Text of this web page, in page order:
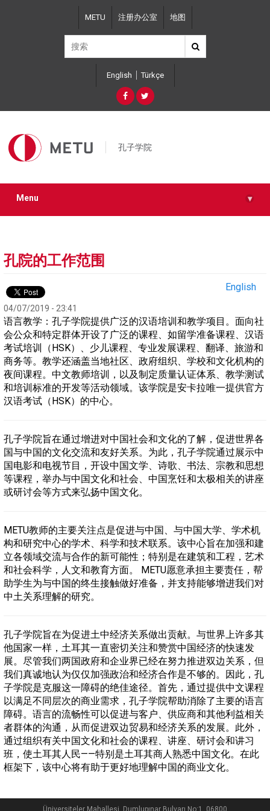
METU 注册办公室 地图
English Türkçe
孔子学院
Menu ▾
孔院的工作范围
04/07/2019 - 23:41
English
语言教学：孔子学院提供广泛的汉语培训和教学项目。面向社
会公众和特定群体开设了广泛的课程、如留学准备课程、汉语
考试培训（HSK）、少儿课程、专业发展课程、翻译、旅游和
商务等。教学还涵盖当地社区、政府组织、学校和文化机构的
夜间课程。中文教师培训，以及制定质量认证体系、教学测试
和培训标准的开发等活动领域。该学院是安卡拉唯一提供官方
汉语考试（HSK）的中心。
孔子学院旨在通过增进对中国社会和文化的了解，促进世界各
国与中国的文化交流和友好关系。为此，孔子学院通过展示中
国电影和电视节目，开设中国文学、诗歌、书法、宗教和思想
等课程，举办与中国文化和社会、中国烹饪和太极相关的讲座
或研讨会等方式来弘扬中国文化。
METU教师的主要关注点是促进与中国、与中国大学、学术机
构和研究中心的学术、科学和技术联系。该中心旨在加强和建
立各领域交流与合作的新可能性；特别是在建筑和工程，艺术
和社会科学，人文和教育方面。 METU愿意承担主要责任，帮
助学生为与中国的终生接触做好准备，并支持能够增进我们对
中土关系理解的研究。
孔子学院旨在为促进土中经济关系做出贡献。与世界上许多其
他国家一样，土耳其一直密切关注和赞赏中国经济的快速发
展。尽管我们两国政府和企业界已经在努力推进双边关系，但
我们真诚地认为仅仅加强政治和经济合作是不够的。因此，孔
子学院是克服这一障碍的绝佳途径。首先，通过提供中文课程
以满足不同层次的商业需求，孔子学院帮助消除了主要的语言
障碍。语言的流畅性可以促进与客户、供应商和其他利益相关
者群体的沟通，从而促进双边贸易和经济关系的发展。此外，
通过组织有关中国文化和社会的课程、讲座、研讨会和讲习
班，使土耳其人民——特别是土耳其商人熟悉中国文化。在此
框架下，该中心将有助于更好地理解中国的商业文化。
Üniversiteler Mahallesi, Dumlupınar Bulvarı No:1, 06800